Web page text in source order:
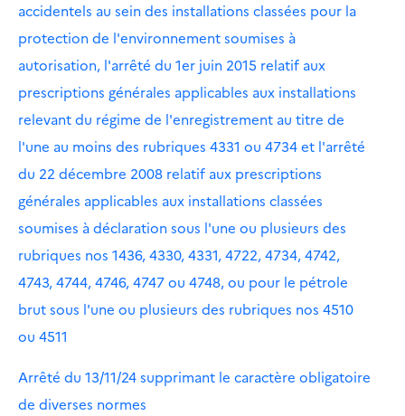
accidentels au sein des installations classées pour la
protection de l'environnement soumises à
autorisation, l'arrêté du 1er juin 2015 relatif aux
prescriptions générales applicables aux installations
relevant du régime de l'enregistrement au titre de
l'une au moins des rubriques 4331 ou 4734 et l'arrêté
du 22 décembre 2008 relatif aux prescriptions
générales applicables aux installations classées
soumises à déclaration sous l'une ou plusieurs des
rubriques nos 1436, 4330, 4331, 4722, 4734, 4742,
4743, 4744, 4746, 4747 ou 4748, ou pour le pétrole
brut sous l'une ou plusieurs des rubriques nos 4510
ou 4511
Arrêté du 13/11/24 supprimant le caractère obligatoire
de diverses normes